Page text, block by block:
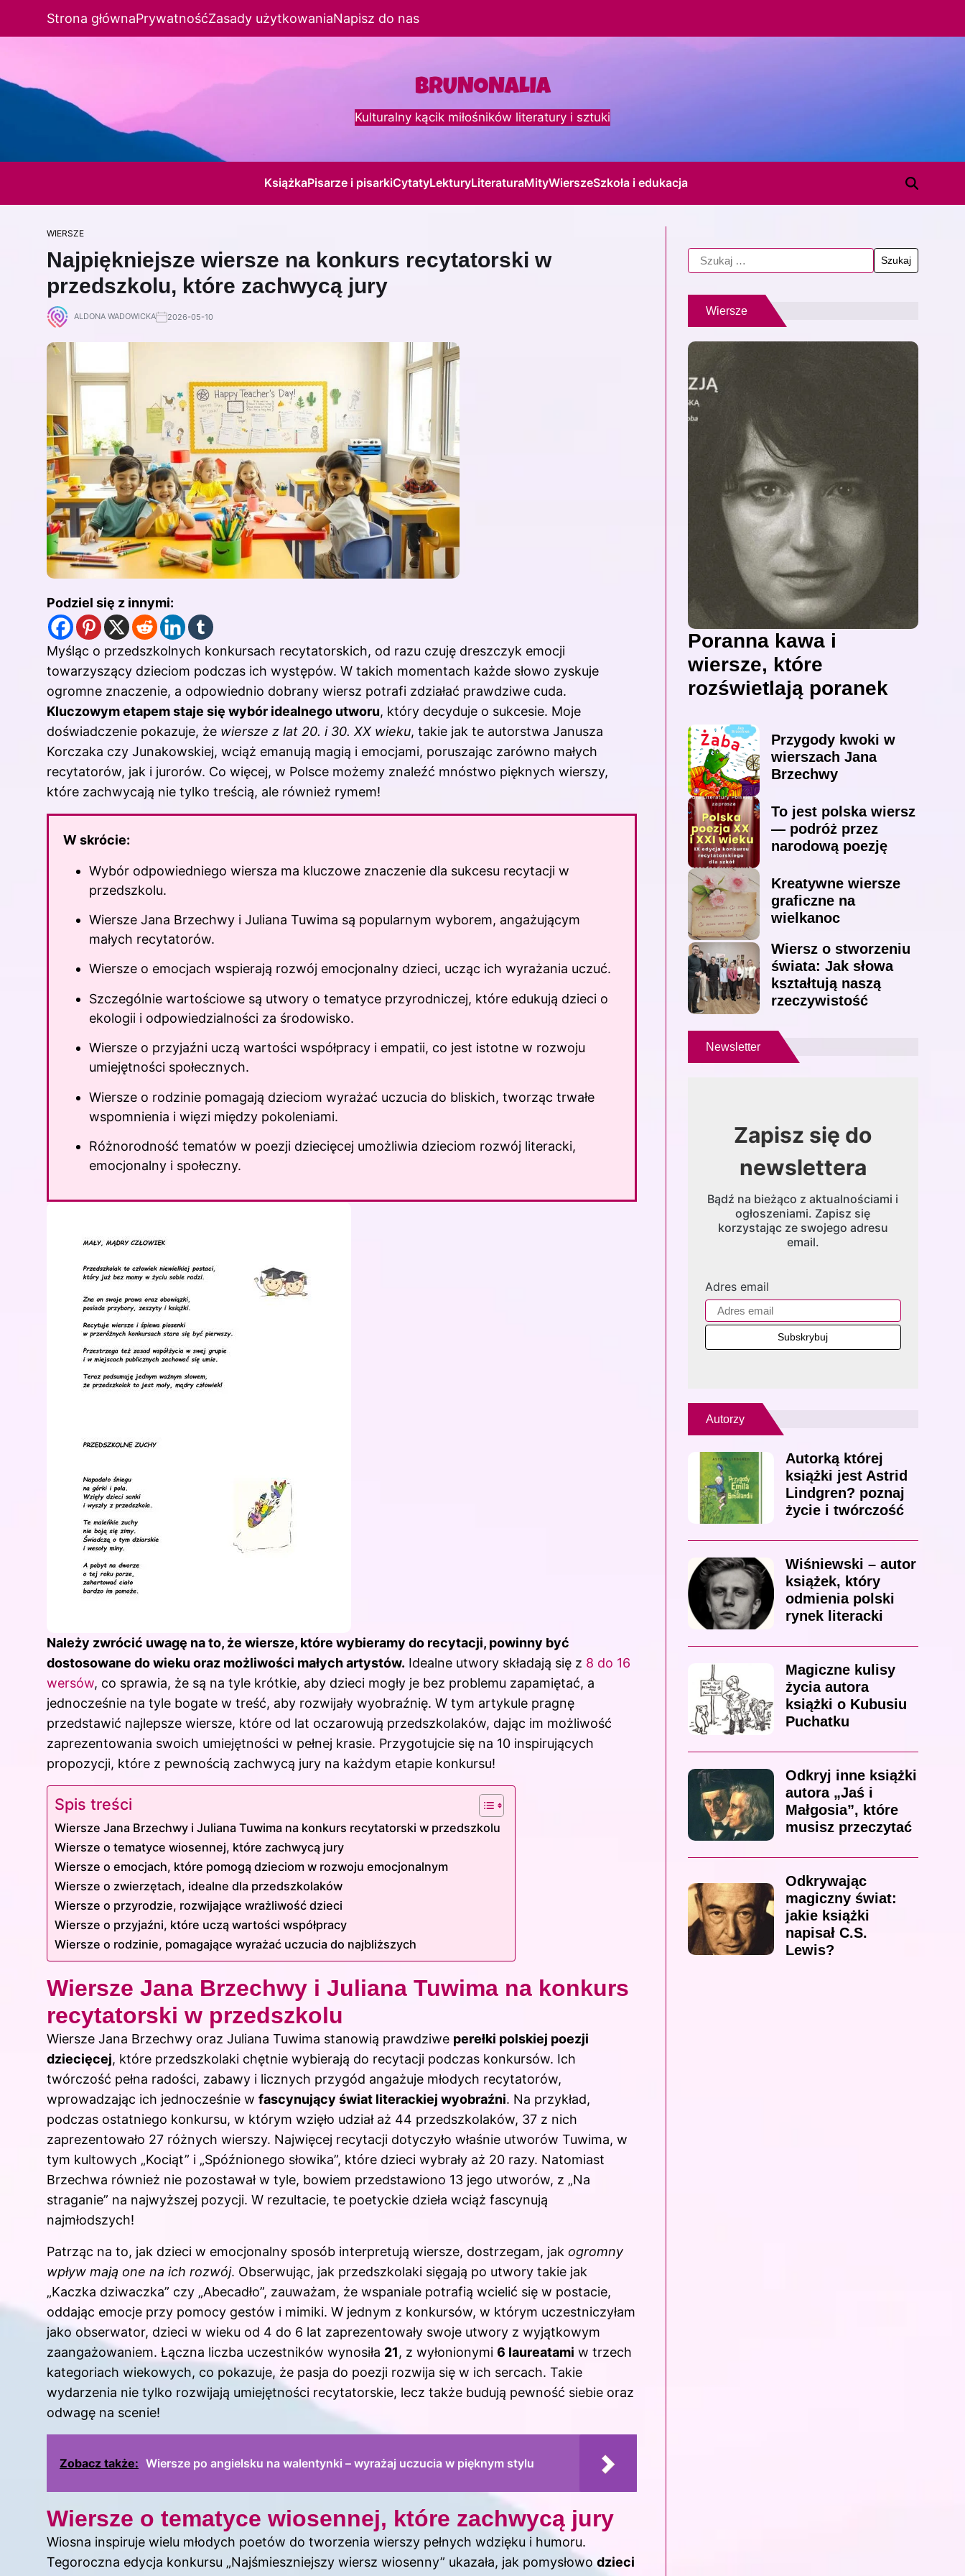
Strona głównaPrywatnośćZasady użytkowaniaNapisz do nas
Kulturalny kącik miłośników literatury i sztuki
KsiążkaPisarze i pisarkiCytatyLekturyLiteraturaMityWierszeSzkoła i edukacja
WIERSZE
Najpiękniejsze wiersze na konkurs recytatorski w
przedszkolu, które zachwycą jury
ALDONA WADOWICKA 2026-05-10
Podziel się z innymi:
Myśląc o przedszkolnych konkursach recytatorskich, od razu czuję dreszczyk emocji
towarzyszący dzieciom podczas ich występów. W takich momentach każde słowo zyskuje
ogromne znaczenie, a odpowiednio dobrany wiersz potrafi zdziałać prawdziwe cuda.
Kluczowym etapem staje się wybór idealnego utworu, który decyduje o sukcesie. Moje
doświadczenie pokazuje, że wiersze z lat 20. i 30. XX wieku, takie jak te autorstwa Janusza
Korczaka czy Junakowskiej, wciąż emanują magią i emocjami, poruszając zarówno małych
recytatorów, jak i jurorów. Co więcej, w Polsce możemy znaleźć mnóstwo pięknych wierszy,
które zachwycają nie tylko treścią, ale również rymem!
W skrócie:
Wybór odpowiedniego wiersza ma kluczowe znaczenie dla sukcesu recytacji w
przedszkolu.
Wiersze Jana Brzechwy i Juliana Tuwima są popularnym wyborem, angażującym
małych recytatorów.
Wiersze o emocjach wspierają rozwój emocjonalny dzieci, ucząc ich wyrażania uczuć.
Szczególnie wartościowe są utwory o tematyce przyrodniczej, które edukują dzieci o
ekologii i odpowiedzialności za środowisko.
Wiersze o przyjaźni uczą wartości współpracy i empatii, co jest istotne w rozwoju
umiejętności społecznych.
Wiersze o rodzinie pomagają dzieciom wyrażać uczucia do bliskich, tworząc trwałe
wspomnienia i więzi między pokoleniami.
Różnorodność tematów w poezji dziecięcej umożliwia dzieciom rozwój literacki,
emocjonalny i społeczny.
Należy zwrócić uwagę na to, że wiersze, które wybieramy do recytacji, powinny być
dostosowane do wieku oraz możliwości małych artystów. Idealne utwory składają się z 8 do 16
wersów, co sprawia, że są na tyle krótkie, aby dzieci mogły je bez problemu zapamiętać, a
jednocześnie na tyle bogate w treść, aby rozwijały wyobraźnię. W tym artykule pragnę
przedstawić najlepsze wiersze, które od lat oczarowują przedszkolaków, dając im możliwość
zaprezentowania swoich umiejętności w pełnej krasie. Przygotujcie się na 10 inspirujących
propozycji, które z pewnością zachwycą jury na każdym etapie konkursu!
Spis treści
Wiersze Jana Brzechwy i Juliana Tuwima na konkurs recytatorski w przedszkolu
Wiersze o tematyce wiosennej, które zachwycą jury
Wiersze o emocjach, które pomogą dzieciom w rozwoju emocjonalnym
Wiersze o zwierzętach, idealne dla przedszkolaków
Wiersze o przyrodzie, rozwijające wrażliwość dzieci
Wiersze o przyjaźni, które uczą wartości współpracy
Wiersze o rodzinie, pomagające wyrażać uczucia do najbliższych
Wiersze Jana Brzechwy i Juliana Tuwima na konkurs
recytatorski w przedszkolu
Wiersze Jana Brzechwy oraz Juliana Tuwima stanowią prawdziwe perełki polskiej poezji
dziecięcej, które przedszkolaki chętnie wybierają do recytacji podczas konkursów. Ich
twórczość pełna radości, zabawy i licznych przygód angażuje młodych recytatorów,
wprowadzając ich jednocześnie w fascynujący świat literackiej wyobraźni. Na przykład,
podczas ostatniego konkursu, w którym wzięło udział aż 44 przedszkolaków, 37 z nich
zaprezentowało 27 różnych wierszy. Najwięcej recytacji dotyczyło właśnie utworów Tuwima, w
tym kultowych „Kociąt” i „Spóźnionego słowika”, które dzieci wybrały aż 20 razy. Natomiast
Brzechwa również nie pozostawał w tyle, bowiem przedstawiono 13 jego utworów, z „Na
straganie” na najwyższej pozycji. W rezultacie, te poetyckie dzieła wciąż fascynują
najmłodszych!
Patrząc na to, jak dzieci w emocjonalny sposób interpretują wiersze, dostrzegam, jak ogromny
wpływ mają one na ich rozwój. Obserwując, jak przedszkolaki sięgają po utwory takie jak
„Kaczka dziwaczka” czy „Abecadło”, zauważam, że wspaniale potrafią wcielić się w postacie,
oddając emocje przy pomocy gestów i mimiki. W jednym z konkursów, w którym uczestniczyłam
jako obserwator, dzieci w wieku od 4 do 6 lat zaprezentowały swoje utwory z wyjątkowym
zaangażowaniem. Łączna liczba uczestników wynosiła 21, z wyłonionymi 6 laureatami w trzech
kategoriach wiekowych, co pokazuje, że pasja do poezji rozwija się w ich sercach. Takie
wydarzenia nie tylko rozwijają umiejętności recytatorskie, lecz także budują pewność siebie oraz
odwagę na scenie!
Zobacz także: Wiersze po angielsku na walentynki – wyrażaj uczucia w pięknym stylu
Wiersze o tematyce wiosennej, które zachwycą jury
Wiosna inspiruje wielu młodych poetów do tworzenia wierszy pełnych wdzięku i humoru.
Tegoroczna edycja konkursu „Najśmieszniejszy wiersz wiosenny” ukazała, jak pomysłowo dzieci
Wiersze
Poranna kawa i
wiersze, które
rozświetlają poranek
Przygody kwoki w
wierszach Jana
Brzechwy
To jest polska wiersz
— podróż przez
narodową poezję
Kreatywne wiersze
graficzne na
wielkanoc
Wiersz o stworzeniu
świata: Jak słowa
kształtują naszą
rzeczywistość
Newsletter
Zapisz się do
newslettera
Bądź na bieżąco z aktualnościami i
ogłoszeniami. Zapisz się
korzystając ze swojego adresu
email.
Adres email
Autorzy
Autorką której
książki jest Astrid
Lindgren? poznaj
życie i twórczość
Wiśniewski – autor
książek, który
odmienia polski
rynek literacki
Magiczne kulisy
życia autora
książki o Kubusiu
Puchatku
Odkryj inne książki
autora „Jaś i
Małgosia”, które
musisz przeczytać
Odkrywając
magiczny świat:
jakie książki
napisał C.S.
Lewis?